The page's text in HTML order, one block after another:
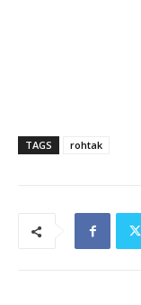
TAGS rohtak